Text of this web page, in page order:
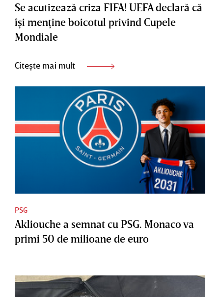
Se acutizează criza FIFA! UEFA declară că
îşi menţine boicotul privind Cupele
Mondiale
Citește mai mult
PSG
Akliouche a semnat cu PSG. Monaco va
primi 50 de milioane de euro